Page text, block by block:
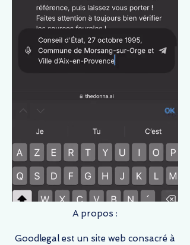
A propos :
Goodlegal est un site web consacré à